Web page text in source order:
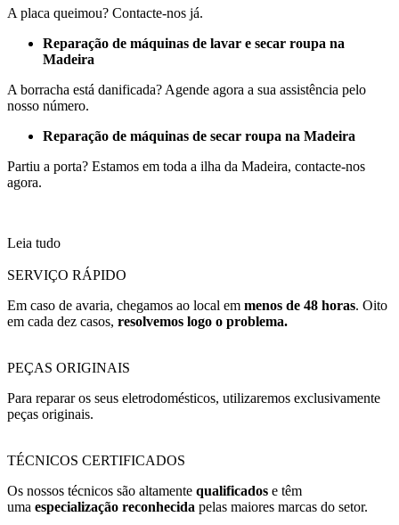
A placa queimou? Contacte-nos já.
Reparação de máquinas de lavar e secar roupa na
Madeira
A borracha está danificada? Agende agora a sua assistência pelo
nosso número.
Reparação de máquinas de secar roupa na Madeira
Partiu a porta? Estamos em toda a ilha da Madeira, contacte-nos
agora.
Leia tudo
SERVIÇO RÁPIDO
Em caso de avaria, chegamos ao local em menos de 48 horas. Oito
em cada dez casos, resolvemos logo o problema.
PEÇAS ORIGINAIS
Para reparar os seus eletrodomésticos, utilizaremos exclusivamente
peças originais.
TÉCNICOS CERTIFICADOS
Os nossos técnicos são altamente qualificados e têm
uma especialização reconhecida pelas maiores marcas do setor.